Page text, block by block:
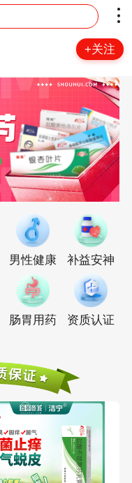
+关注
男性健康 补益安神
肠胃用药 资质认证